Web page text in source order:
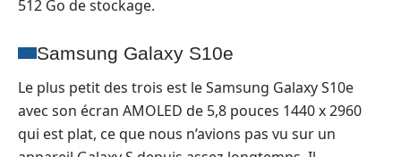
512 Go de stockage.
Samsung Galaxy S10e
Le plus petit des trois est le Samsung Galaxy S10e
avec son écran AMOLED de 5,8 pouces 1440 x 2960
qui est plat, ce que nous n’avions pas vu sur un